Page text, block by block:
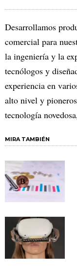
Desarrollamos
comercial para
la ingeniería y la
tecnólogos y
experiencia en
alto nivel y
tecnología
MIRA TAMBIÉN